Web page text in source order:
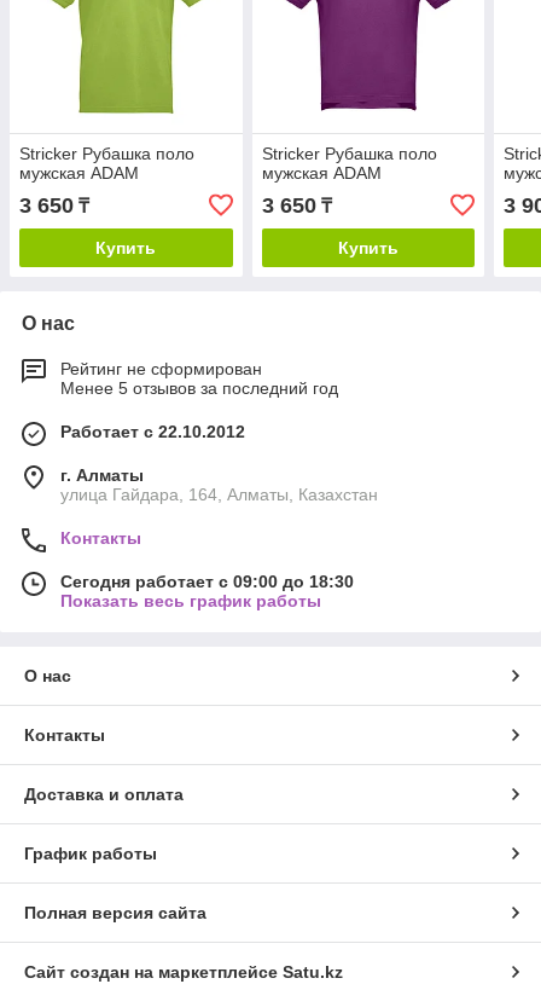
Stricker Рубашка поло
мужская ADAM
3 650 ₸
Купить
Stricker Рубашка поло
мужская ADAM
3 650₸
Купить
3
О нас
Рейтинг не сформирован
Менее 5 отзывов за последний год
Работает с 22.10.2012
г. Алматы
улица Гайдара, 164, Алматы, Казахстан
Контакты
Сегодня работает с 09:00 до 18:30
Показать весь график работы
О нас
Контакты
Доставка и оплата
График работы
Полная версия сайта
Сайт создан на маркетплейсе Satu.kz